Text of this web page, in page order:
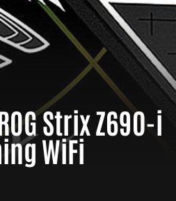
Strix Z690-i
WiFi